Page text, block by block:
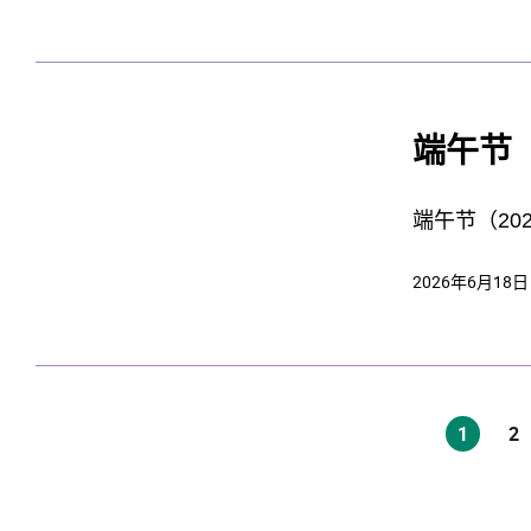
端午节
端午节（
2026年6月18日
1 2